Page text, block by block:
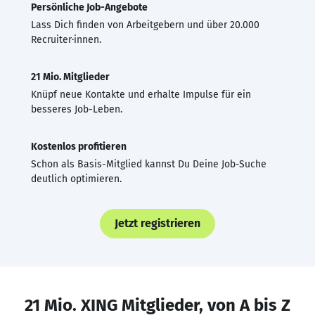
Persönliche Job-Angebote
Lass Dich finden von Arbeitgebern und über 20.000
Recruiter·innen.
21 Mio. Mitglieder
Knüpf neue Kontakte und erhalte Impulse für ein
besseres Job-Leben.
Kostenlos profitieren
Schon als Basis-Mitglied kannst Du Deine Job-Suche
deutlich optimieren.
Jetzt registrieren
21 Mio. XING Mitglieder, von A bis Z